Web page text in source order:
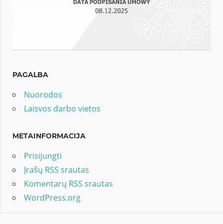
PAGALBA
Nuorodos
Laisvos darbo vietos
METAINFORMACIJA
Prisijungti
Įrašų RSS srautas
Komentarų RSS srautas
WordPress.org